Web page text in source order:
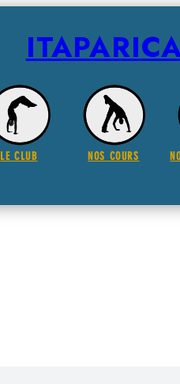
LE CLUB NOS COURS